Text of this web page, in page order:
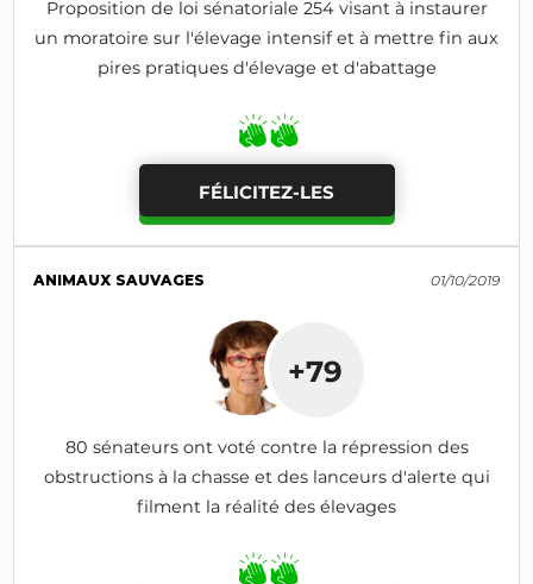
Proposition de loi sénatoriale 254 visant à instaurer
un moratoire sur l'élevage intensif et à mettre fin aux
pires pratiques d'élevage et d'abattage
FÉLICITEZ-LES
ANIMAUX SAUVAGES 01/10/2019
+79
80 sénateurs ont voté contre la répression des
obstructions à la chasse et des lanceurs d'alerte qui
filment la réalité des élevages